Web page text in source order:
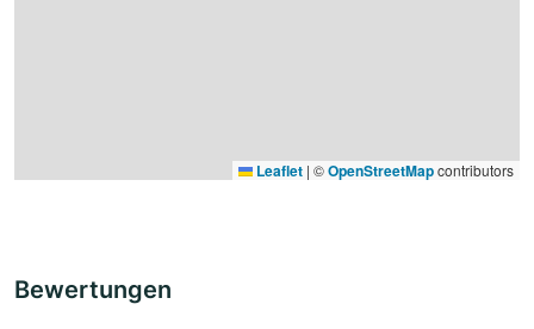
Leaflet | ©OpenStreetMapcontributors
Bewertungen